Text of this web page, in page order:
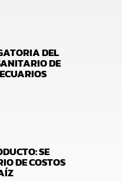
DEL
DE
SE
DE COSTOS